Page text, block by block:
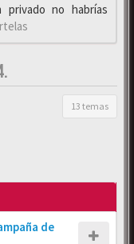
no habrías
13 temas
de